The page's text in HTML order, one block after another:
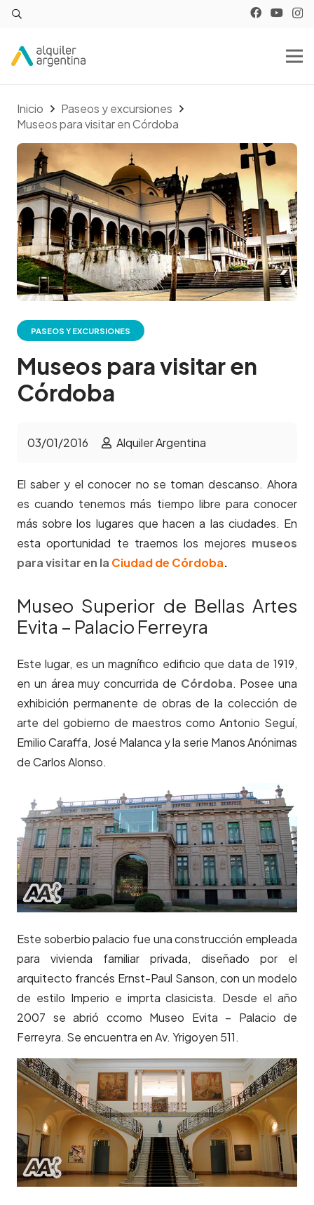
Inicio
Paseos y excursiones
Museos para visitar en Córdoba
PASEOS Y EXCURSIONES
Museos para visitar en
Córdoba
03/01/2016 Alquiler Argentina
El saber y el conocer no se toman descanso. Ahora
es cuando tenemos más tiempo libre para conocer
más sobre los lugares que hacen a las ciudades. En
esta oportunidad te traemos los mejores museos
para visitar en la Ciudad de Córdoba.
Museo Superior de Bellas Artes
Evita – Palacio Ferreyra
Este lugar, es un magnífico edificio que data de 1919,
en un área muy concurrida de Córdoba. Posee una
exhibición permanente de obras de la colección de
arte del gobierno de maestros como Antonio Seguí,
Emilio Caraffa, José Malanca y la serie Manos Anónimas
de Carlos Alonso.
Este soberbio palacio fue una construcción empleada
para vivienda familiar privada, diseñado por el
arquitecto francés Ernst-Paul Sanson, con un modelo
de estilo Imperio e imprta clasicista. Desde el año
2007 se abrió ccomo Museo Evita – Palacio de
Ferreyra. Se encuentra en Av. Yrigoyen 511.